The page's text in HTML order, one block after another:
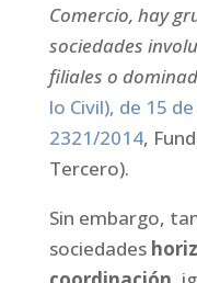
Comercio, hay
sociedades
filiales o
lo Civil), de 15
2321/2014,
Tercero).
Sin embargo,
sociedades